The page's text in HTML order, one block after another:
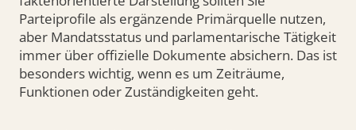
Parteiprofile als ergänzende Primärquelle nutzen,
aber Mandatsstatus und parlamentarische Tätigkeit
immer über offizielle Dokumente absichern. Das ist
besonders wichtig, wenn es um Zeiträume,
Funktionen oder Zuständigkeiten geht.